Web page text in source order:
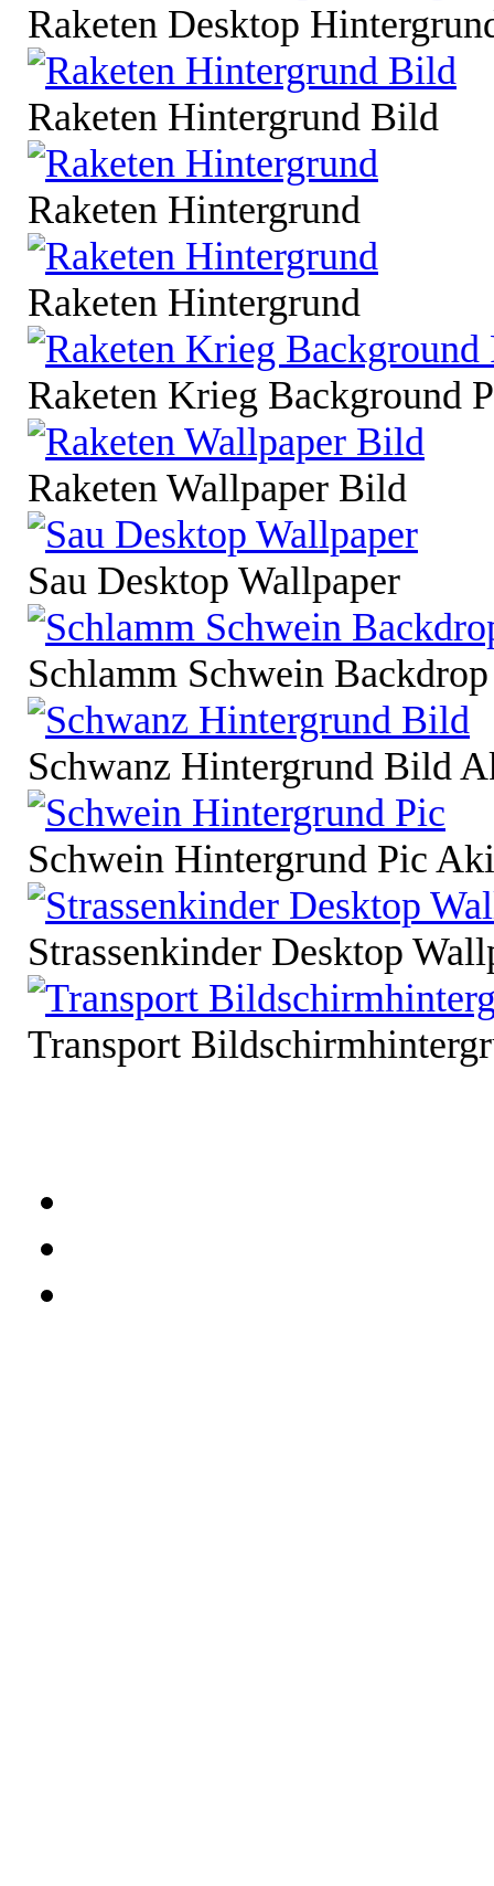
Raketen Desktop
Raketen Hintergrund Bild
Raketen Hintergrund
Raketen Hintergrund
Raketen Krieg Background
Raketen Wallpaper Bild
Sau Desktop Wallpaper
Schlamm Schwein Backdrop
Schwanz Hintergrund Bild
Schwein Hintergrund Pic
Strassenkinder Desktop
Transport